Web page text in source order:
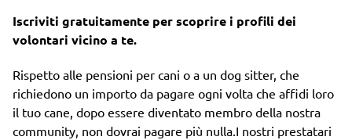
Iscriviti gratuitamente per scoprire i profili dei
volontari vicino a te.
Rispetto alle pensioni per cani o a un dog sitter, che
richiedono un importo da pagare ogni volta che affidi loro
il tuo cane, dopo essere diventato membro della nostra
community, non dovrai pagare più nulla.I nostri prestatari